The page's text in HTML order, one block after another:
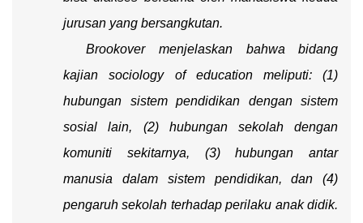
jurusan yang bersangkutan.
Brookover menjelaskan bahwa bidang
kajiansociology of educationmeliputi: (1)
hubungan sistem pendidikan dengan sistem
sosial lain, (2) hubungan sekolah dengan
komuniti sekitarnya, (3) hubungan antar
manusia dalam sistem pendidikan, dan (4)
pengaruh sekolah terhadap perilaku anak didik.